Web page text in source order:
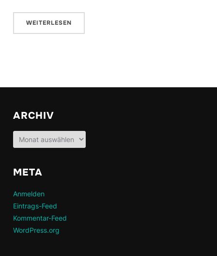
WEITERLESEN
ARCHIV
Archiv
META
Anmelden
Eintrags-Feed
Kommentar-Feed
WordPress.org